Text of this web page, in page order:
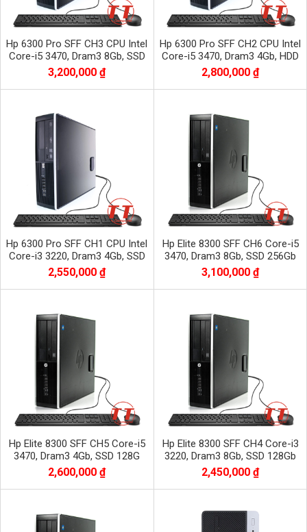
Hp 6300 Pro SFF CH3 CPU Intel
Core-i5 3470, Dram3 8Gb, SSD
128Gb
3,200,000 ₫
Hp 6300 Pro SFF CH2 CPU Intel
Core-i5 3470, Dram3 4Gb, HDD
500Gb
2,800,000 ₫
Hp 6300 Pro SFF CH1 CPU Intel
Core-i3 3220, Dram3 4Gb, SSD
120Gb
2,550,000 ₫
Hp Elite 8300 SFF CH6 Core-i5
3470, Dram3 8Gb, SSD 256Gb
3,100,000 ₫
Hp Elite 8300 SFF CH5 Core-i5
3470, Dram3 4Gb, SSD 128G
2,600,000 ₫
Hp Elite 8300 SFF CH4 Core-i3
3220, Dram3 8Gb, SSD 128Gb
2,450,000 ₫